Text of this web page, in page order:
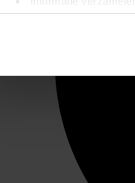
Uw apparaat
Lees meer over hoe uw
We gebruiken cookies om
websiteverkeer te
media, adverteren en
verstrekt of die ze hebben